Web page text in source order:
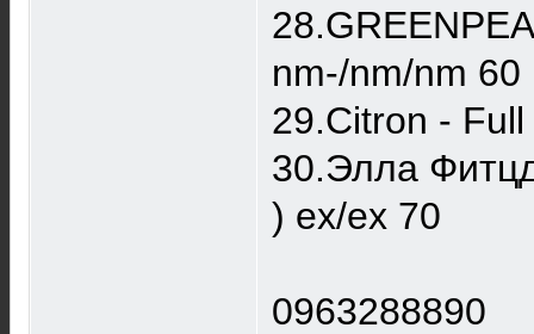
nm-/nm/nm 60
29.Citron -
30.Элла
) ex/ex 70
0963288890